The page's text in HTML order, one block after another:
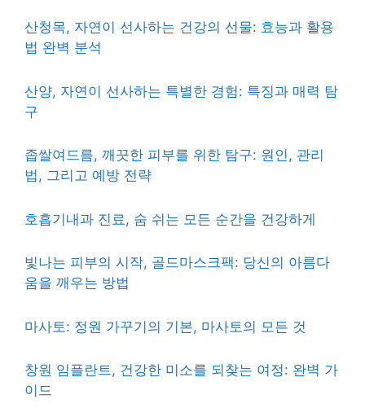
산청목, 자연이 선사하는 건강의 선물: 효능과 활용
법 완벽 분석
산양, 자연이 선사하는 특별한 경험: 특징과 매력 탐
구
좁쌀여드름, 깨끗한 피부를 위한 탐구: 원인, 관리
법, 그리고 예방 전략
호흡기내과 진료, 숨 쉬는 모든 순간을 건강하게
빛나는 피부의 시작, 골드마스크팩: 당신의 아름다
움을 깨우는 방법
마사토: 정원 가꾸기의 기본, 마사토의 모든 것
창원 임플란트, 건강한 미소를 되찾는 여정: 완벽 가
이드